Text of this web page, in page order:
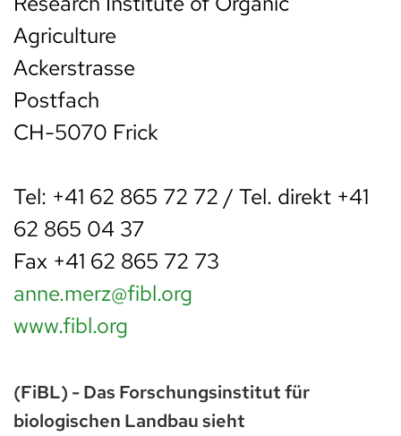
Agriculture
Ackerstrasse
Postfach
CH-5070 Frick
Tel: +41 62 865 72 72 / Tel. direkt +41
62 865 04 37
Fax +41 62 865 72 73
anne.merz@fibl.org
www.fibl.org
(FiBL) - Das Forschungsinstitut für
biologischen Landbau sieht